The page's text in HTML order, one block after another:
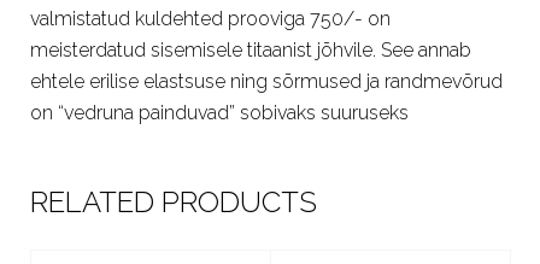
valmistatud kuldehted prooviga 750/- on
meisterdatud sisemisele titaanist jõhvile. See annab
ehtele erilise elastsuse ning sõrmused ja randmevõrud
on “vedruna painduvad” sobivaks suuruseks
RELATED PRODUCTS